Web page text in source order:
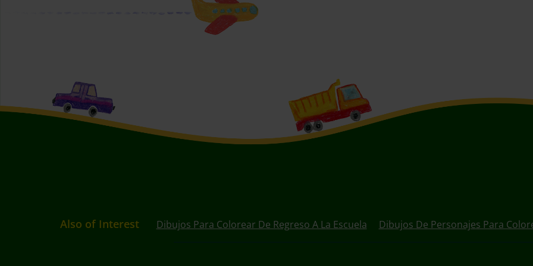
Also of Interest Dibujos Para Colorear De Regreso A La Escuela Dibujos De Personajes Para